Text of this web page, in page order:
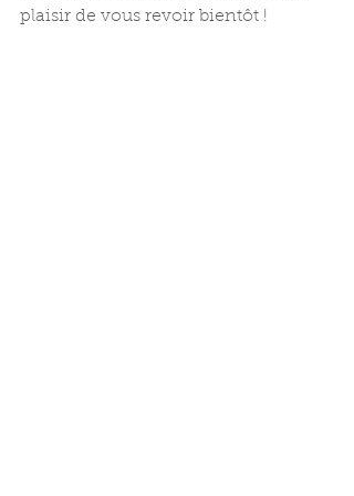
plaisir de vous revoir bientôt !